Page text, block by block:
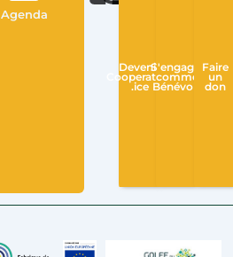
Agenda
Devenir
Cooperateur
.ice
S'engager
comme
Bénévole
Faire
un
don